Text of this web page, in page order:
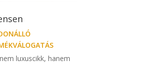
luxuscikk, hanem